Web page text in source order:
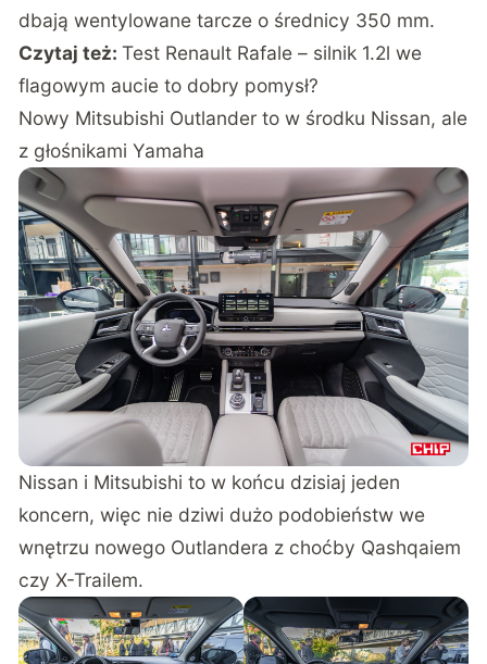
dbają wentylowane tarcze o średnicy 350 mm.
Czytaj też:Test Renault Rafale – silnik 1.2l we
flagowym aucie to dobry pomysł?
Nowy Mitsubishi Outlander to w środku Nissan, ale
z głośnikami Yamaha
Nissan i Mitsubishi to w końcu dzisiaj jeden
koncern, więc nie dziwi dużo podobieństw we
wnętrzu nowego Outlandera z choćby Qashqaiem
czy X-Trailem.